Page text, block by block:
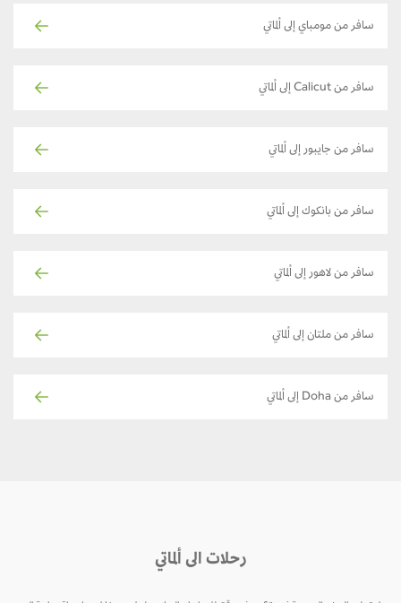
سافر من مومباي إلى ألماتي
سافر من Calicut إلى ألماتي
سافر من جايبور إلى ألماتي
سافر من بانكوك إلى ألماتي
سافر من لاهور إلى ألماتي
سافر من ملتان إلى ألماتي
سافر من Doha إلى ألماتي
رحلات الى ألماتي